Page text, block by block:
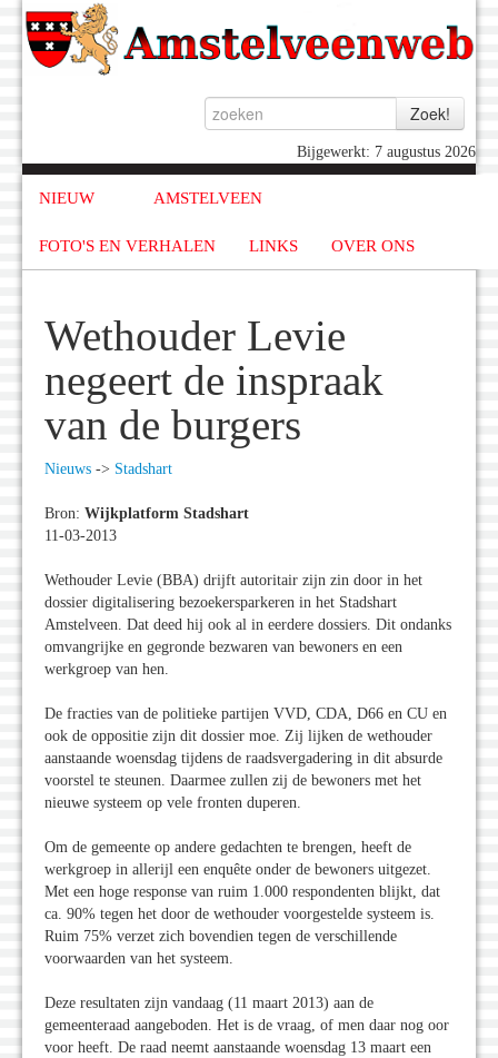
Bijgewerkt: 7 augustus 2026
NIEUW AMSTELVEEN
FOTO'S EN VERHALEN LINKS OVER ONS
Wethouder Levie
negeert de inspraak
van de burgers
Nieuws -> Stadshart
Bron: Wijkplatform Stadshart
11-03-2013
Wethouder Levie (BBA) drijft autoritair zijn zin door in het
dossier digitalisering bezoekersparkeren in het Stadshart
Amstelveen. Dat deed hij ook al in eerdere dossiers. Dit ondanks
omvangrijke en gegronde bezwaren van bewoners en een
werkgroep van hen.
De fracties van de politieke partijen VVD, CDA, D66 en CU en
ook de oppositie zijn dit dossier moe. Zij lijken de wethouder
aanstaande woensdag tijdens de raadsvergadering in dit absurde
voorstel te steunen. Daarmee zullen zij de bewoners met het
nieuwe systeem op vele fronten duperen.
Om de gemeente op andere gedachten te brengen, heeft de
werkgroep in allerijl een enquête onder de bewoners uitgezet.
Met een hoge response van ruim 1.000 respondenten blijkt, dat
ca. 90% tegen het door de wethouder voorgestelde systeem is.
Ruim 75% verzet zich bovendien tegen de verschillende
voorwaarden van het systeem.
Deze resultaten zijn vandaag (11 maart 2013) aan de
gemeenteraad aangeboden. Het is de vraag, of men daar nog oor
voor heeft. De raad neemt aanstaande woensdag 13 maart een